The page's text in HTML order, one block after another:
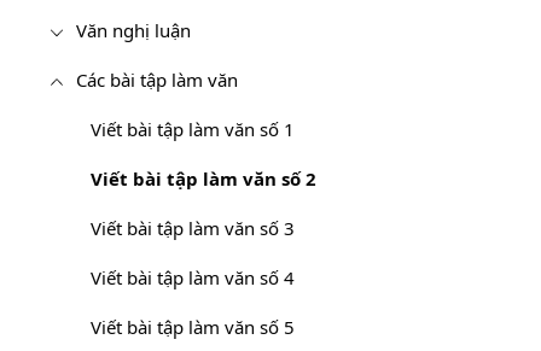
Văn nghị luận
Các bài tập làm văn
Viết bài tập làm văn số 1
Viết bài tập làm văn số 2
Viết bài tập làm văn số 3
Viết bài tập làm văn số 4
Viết bài tập làm văn số 5